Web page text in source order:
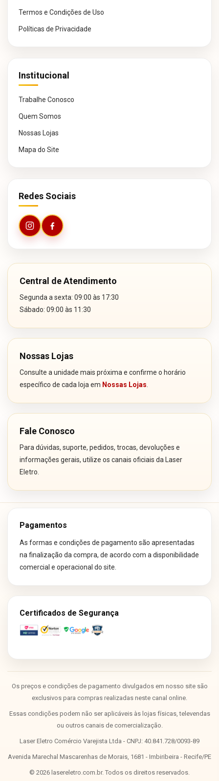
Termos e Condições de Uso
Políticas de Privacidade
Institucional
Trabalhe Conosco
Quem Somos
Nossas Lojas
Mapa do Site
Redes Sociais
Central de Atendimento
Segunda a sexta: 09:00 às 17:30
Sábado: 09:00 às 11:30
Nossas Lojas
Consulte a unidade mais próxima e confirme o horário
específico de cada loja em Nossas Lojas
Fale Conosco
Para dúvidas, suporte, pedidos, trocas, devoluções e
informações gerais, utilize os canais oficiais da Laser
Eletro.
Pagamentos
As formas e condições de pagamento são apresentadas
na finalização da compra, de acordo com a disponibilidade
comercial e operacional do site.
Certificados de Segurança
Os preços e condições de pagamento divulgados em nosso site são
exclusivos para compras realizadas neste canal online.
Essas condições podem não ser aplicáveis às lojas físicas, televendas
ou outros canais de comercialização.
Laser Eletro Comércio Varejista Ltda - CNPJ: 40.841.728/0093-89
Avenida Marechal Mascarenhas de Morais, 1681 - Imbiribeira - Recife/PE
© 2026 lasereletro.com.br. Todos os direitos reservados.